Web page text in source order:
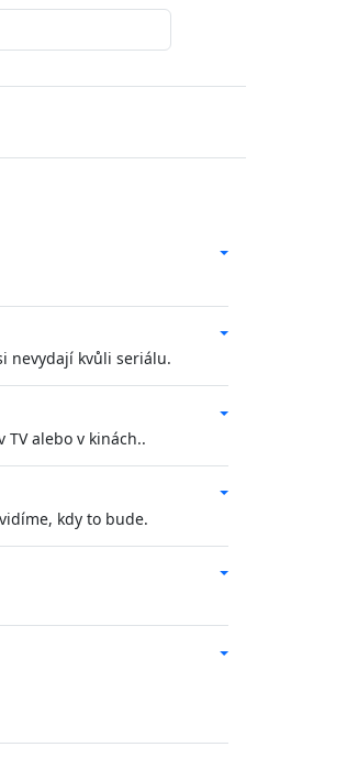
nevydají kvůli seriálu.
alebo v kinách..
kdy to bude.